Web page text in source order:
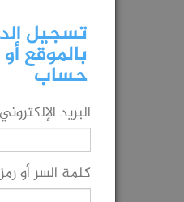
تسجيل
بالموقع
حساب
البريد
كلمة السر أو